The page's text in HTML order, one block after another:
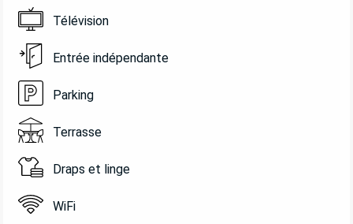
Télévision
Entrée indépendante
Parking
Terrasse
Draps et linge
WiFi